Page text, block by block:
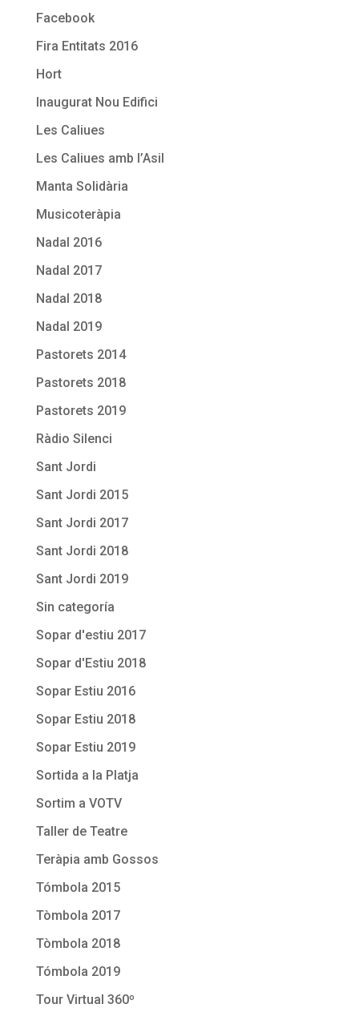
Facebook
Fira Entitats 2016
Hort
Inaugurat Nou Edifici
Les Caliues
Les Caliues amb l’Asil
Manta Solidària
Musicoteràpia
Nadal 2016
Nadal 2017
Nadal 2018
Nadal 2019
Pastorets 2014
Pastorets 2018
Pastorets 2019
Ràdio Silenci
Sant Jordi
Sant Jordi 2015
Sant Jordi 2017
Sant Jordi 2018
Sant Jordi 2019
Sin categoría
Sopar d'estiu 2017
Sopar d'Estiu 2018
Sopar Estiu 2016
Sopar Estiu 2018
Sopar Estiu 2019
Sortida a la Platja
Sortim a VOTV
Taller de Teatre
Teràpia amb Gossos
Tómbola 2015
Tòmbola 2017
Tòmbola 2018
Tómbola 2019
Tour Virtual 360º